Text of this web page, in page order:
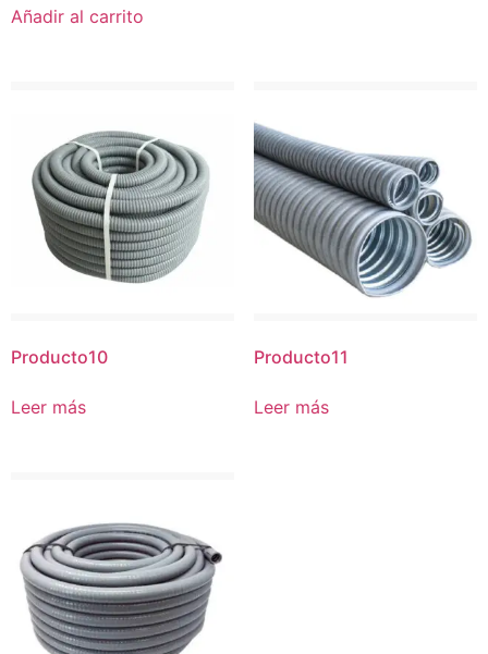
Añadir al carrito
Producto10
Leer más
Producto11
Leer más